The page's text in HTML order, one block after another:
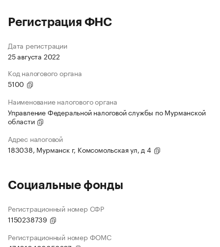
Регистрация ФНС
Дата регистрации
25 августа 2022
Код налогового органа
5100
Наименование налогового органа
Управление Федеральной налоговой службы по Мурманской
области
Адрес налоговой
183038, Мурманск г, Комсомольская ул, д 4
Социальные фонды
Регистрационный номер СФР
1150238739
Регистрационный номер ФОМС